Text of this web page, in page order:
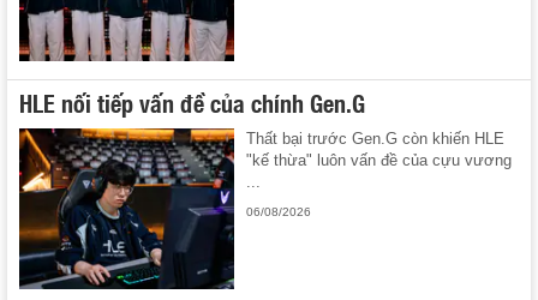
HLE nối tiếp vấn đề của chính Gen.G
Thất bại trước Gen.G còn khiến HLE
"kế thừa" luôn vấn đề của cựu vương
06/08/2026